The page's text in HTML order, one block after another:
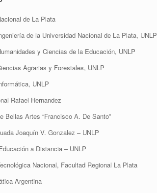
de La Plata
de la Universidad Nacional de La Plata, UNLP
y Ciencias de la Educación, UNLP
Agrarias y Forestales, UNLP
UNLP
Rafael Hernandez
Bellas Artes “Francisco A. De Santo”
Joaquín V. Gonzalez – UNLP
a Distancia – UNLP
Nacional, Facultad Regional La Plata
Argentina